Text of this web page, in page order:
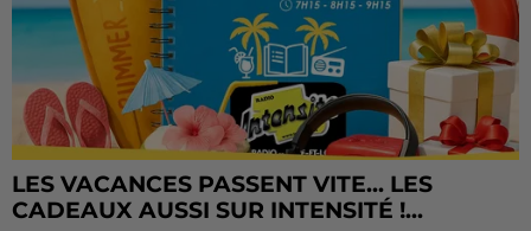
LES VACANCES PASSENT VITE... LES
CADEAUX AUSSI SUR INTENSITÉ !...